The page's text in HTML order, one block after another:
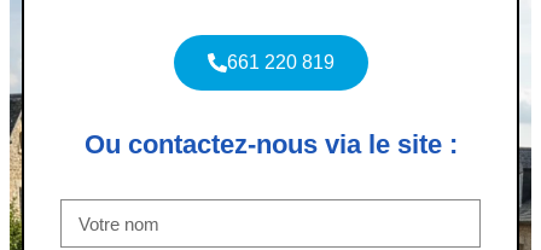
661 220 819
Ou contactez-nous via le site :